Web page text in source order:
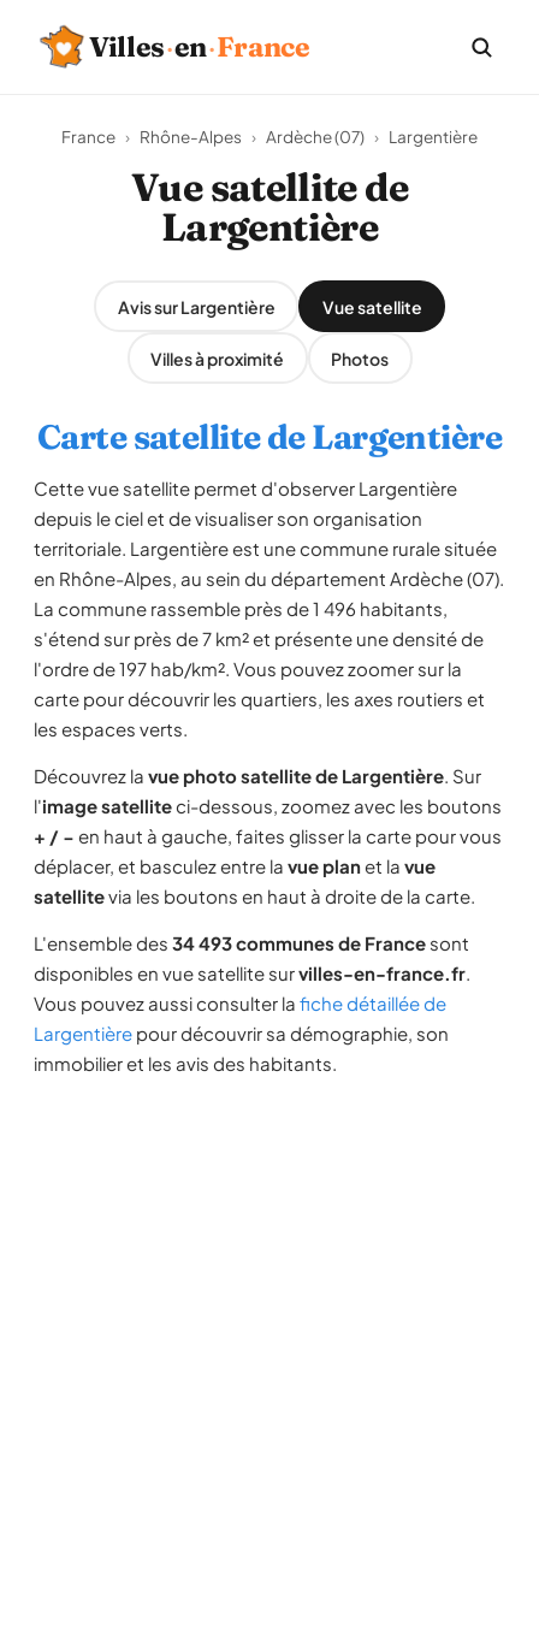
Villes·en·France
France › Rhône-Alpes › Ardèche (07) › Largentière
Vue satellite de
Largentière
Avis sur Largentière Vue satellite
Villes à proximité Photos
Carte satellite de Largentière
Cette vue satellite permet d'observer Largentière
depuis le ciel et de visualiser son organisation
territoriale. Largentière est une commune rurale située
en Rhône-Alpes, au sein du département Ardèche (07).
La commune rassemble près de 1 496 habitants,
s'étend sur près de 7 km² et présente une densité de
l'ordre de 197 hab/km². Vous pouvez zoomer sur la
carte pour découvrir les quartiers, les axes routiers et
les espaces verts.
Découvrez la vue photo satellite de Largentière. Sur
l'image satelliteci-dessous, zoomez avec les boutons
+ / − en haut à gauche, faites glisser la carte pour vous
déplacer, et basculez entre la vue planet la vue
satellitevia les boutons en haut à droite de la carte.
L'ensemble des 34 493 communes de France sont
disponibles en vue satellite survilles-en-france.fr.
Vous pouvez aussi consulter la fiche détaillée de
Largentière pour découvrir sa démographie, son
immobilier et les avis des habitants.